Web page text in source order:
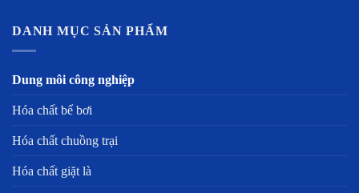
DANH MỤC SẢN PHẨM
Dung môi công nghiệp
Hóa chất bể bơi
Hóa chất chuồng trại
Hóa chất giặt là